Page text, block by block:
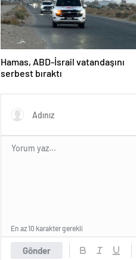
Hamas, ABD-İsrail vatandaşını
serbest bıraktı
Gönder
En az 10 karakter gerekli